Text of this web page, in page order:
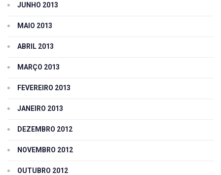
JUNHO 2013
MAIO 2013
ABRIL 2013
MARÇO 2013
FEVEREIRO 2013
JANEIRO 2013
DEZEMBRO 2012
NOVEMBRO 2012
OUTUBRO 2012